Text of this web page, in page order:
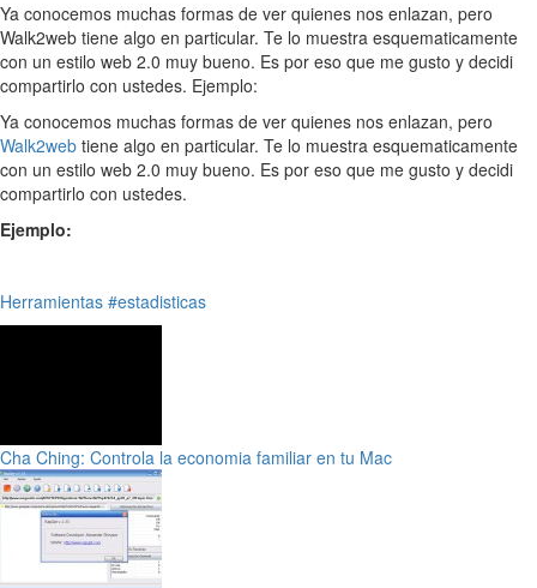
Ya conocemos muchas formas de ver quienes nos enlazan, pero
Walk2web tiene algo en particular. Te lo muestra esquematicamente
con un estilo web 2.0 muy bueno. Es por eso que me gusto y decidi
compartirlo con ustedes. Ejemplo:
Ya conocemos muchas formas de ver quienes nos enlazan, pero
Walk2web tiene algo en particular. Te lo muestra esquematicamente
con un estilo web 2.0 muy bueno. Es por eso que me gusto y decidi
compartirlo con ustedes.
Ejemplo:
Herramientas #estadisticas
Cha Ching: Controla la economia familiar en tu Mac